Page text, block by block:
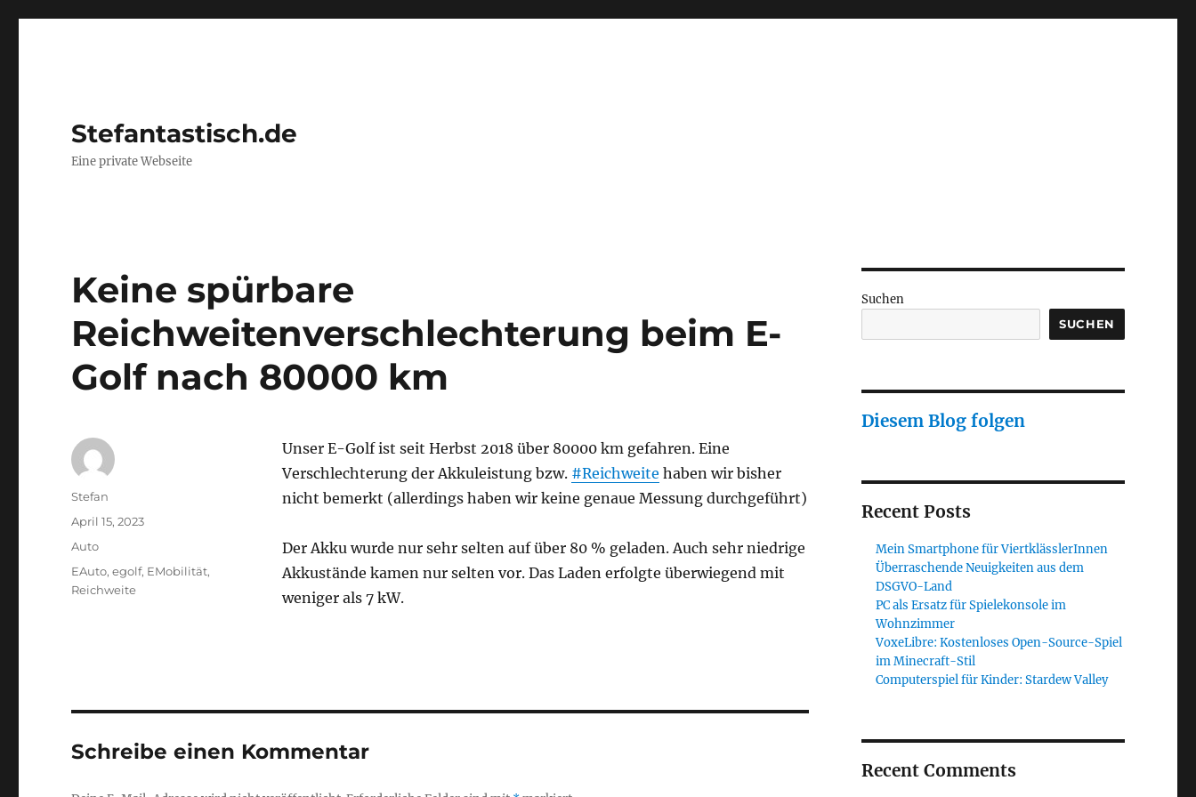
Stefantastisch.de
Eine private Webseite
Keine spürbare
Reichweitenverschlechterung beim E-
Golf nach 80000 km
Unser E-Golf ist seit Herbst 2018 über 80000 km gefahren. Eine
Verschlechterung der Akkuleistung bzw. #Reichweite haben wir bisher
nicht bemerkt (allerdings haben wir keine genaue Messung durchgeführt)
Der Akku wurde nur sehr selten auf über 80 % geladen. Auch sehr niedrige
Akkustände kamen nur selten vor. Das Laden erfolgte überwiegend mit
weniger als 7 kW.
Autor
Stefan
Veröffentlicht
April 15, 2023
Kategorien
Auto
Schlagwörter
EAuto,egolf, EMobilität,
Reichweite
Schreibe einen Kommentar
Suchen
SUCHEN
Diesem Blog folgen
Recent Posts
Mein Smartphone für ViertklässlerInnen
Überraschende Neuigkeiten aus dem
DSGVO-Land
PC als Ersatz für Spielekonsole im
Wohnzimmer
VoxeLibre: Kostenloses Open-Source-Spiel
im Minecraft-Stil
Computerspiel für Kinder: Stardew Valley
Recent Comments